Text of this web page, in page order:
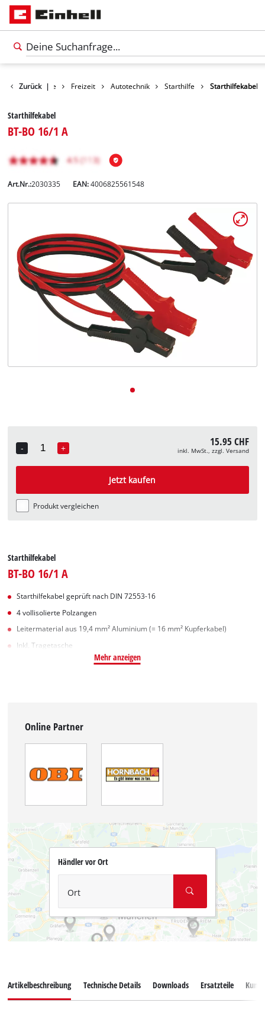
Deutsch
DEDeutsch
English
Zurück |
Produkte Freizeit Autotechnik Starthilfe Starthilfekabel
Starthilfekabel
BT-BO 16/1 A
Art.Nr.:2030335 EAN:4006825561548
-
Quantity
+ 15.95 CHF
inkl. MwSt., zzgl. Versand
Jetzt kaufen
Produkt vergleichen
Starthilfekabel
BT-BO 16/1 A
Starthilfekabel geprüft nach DIN 72553-16
4 vollisolierte Polzangen
Leitermaterial aus 19,4 mm² Aluminium (= 16 mm² Kupferkabel)
Inkl. Tragetasche
Mehr anzeigen
Online Partner
Händler vor Ort
Ort
Artikelbeschreibung Technische Details Downloads Ersatzteile